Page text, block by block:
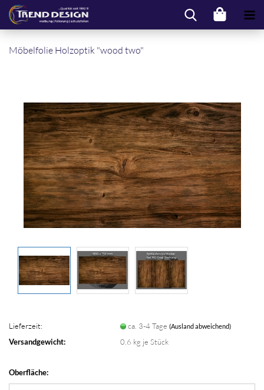
Mö­bel­fo­lie Holz­op­tik "wood two"
Lieferzeit: ca. 3-4 Tage(Ausland abweichend)
Versandgewicht: 0.6 kg je Stück
Oberfläche: